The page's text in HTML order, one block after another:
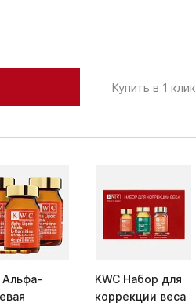
Купить в 1 клик
KWC Набор для
коррекции веса